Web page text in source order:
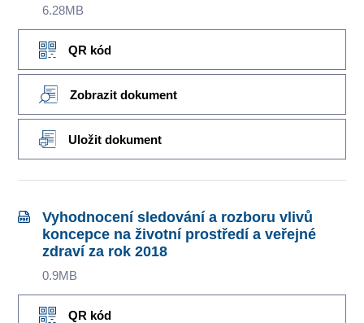
6.28MB
QR kód
Zobrazit dokument
Uložit dokument
Vyhodnocení sledování a rozboru vlivů
koncepce na životní prostředí a veřejné
zdraví za rok 2018
0.9MB
QR kód